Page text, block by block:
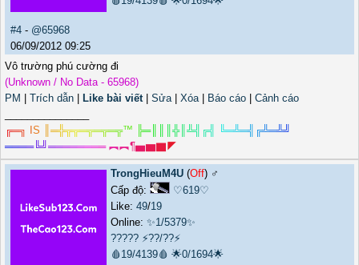
#4 - @65968
06/09/2012 09:25
Vô trường phú cường đi
(Unknown / No Data - 65968)
PM
Trích dẫn Like bài viết| Sửa| Xóa| Báo cáo
Cảnh cáo
╔═╗ S ═╬╦╦═╦═╦═╦™ ╠═║ ╬║ ╩╣ ╔╣ ╚═╩═╣ ╔╩═╩╝
════╚╝════════ ︻︻¶▅▆▇◤
TrongHieuM4U (Off) ♂️
Cấp độ:
♡619♡
Like: 49/19
Online: ✨1/5379✨
????? ⚡??/??⚡
🩸19/4139🩸 🌟0/1694🌟